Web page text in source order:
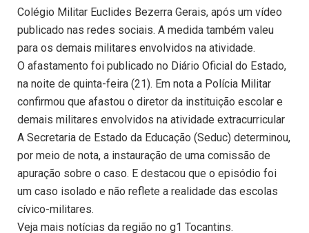
Colégio Militar Euclides Bezerra Gerais, após um vídeo
publicado nas redes sociais. A medida também valeu
para os demais militares envolvidos na atividade.
O afastamento foi publicado no Diário Oficial do Estado,
na noite de quinta-feira (21). Em nota a Polícia Militar
confirmou que afastou o diretor da instituição escolar e
demais militares envolvidos na atividade extracurricular
A Secretaria de Estado da Educação (Seduc) determinou,
por meio de nota, a instauração de uma comissão de
apuração sobre o caso. E destacou que o episódio foi
um caso isolado e não reflete a realidade das escolas
cívico-militares.
Veja mais notícias da região no g1 Tocantins.